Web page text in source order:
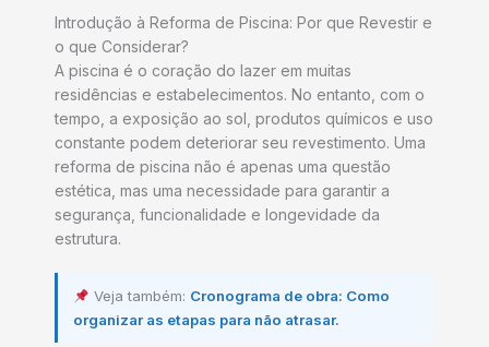
Introdução à Reforma de Piscina: Por que Revestir e
o que Considerar?
A piscina é o coração do lazer em muitas
residências e estabelecimentos. No entanto, com o
tempo, a exposição ao sol, produtos químicos e uso
constante podem deteriorar seu revestimento. Uma
reforma de piscina não é apenas uma questão
estética, mas uma necessidade para garantir a
segurança, funcionalidade e longevidade da
estrutura.
Veja também: Cronograma de obra: Como
organizar as etapas para não atrasar.